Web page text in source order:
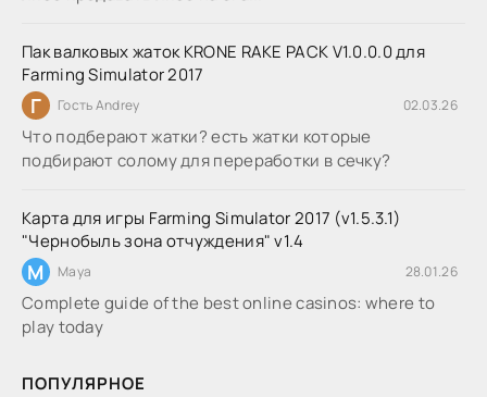
Пак валковых жаток KRONE RAKE PACK V1.0.0.0 для
Farming Simulator 2017
Г Гость Andrey 02.03.26
Что подберают жатки? есть жатки которые
подбирают солому для переработки в сечку?
Карта для игры Farming Simulator 2017 (v1.5.3.1)
"Чернобыль зона отчуждения" v1.4
M Maya 28.01.26
Complete guide of the best online casinos: where to
play today
ПОПУЛЯРНОЕ